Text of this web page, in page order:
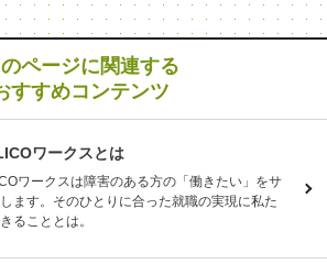
ページに関連する
すすめコンテンツ
ワークスとは
ワークスは障害のある方の「働きたい」をサ
ます。そのひとりに合った就職の実現に私た
ることとは。